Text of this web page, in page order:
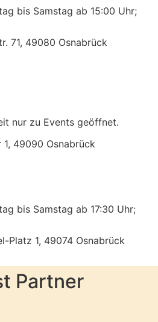
bis Samstag ab 15:00 Uhr;
71, 49080 Osnabrück
nur zu Events geöffnet.
1, 49090 Osnabrück
bis Samstag ab 17:30 Uhr;
Platz 1, 49074 Osnabrück
Partner